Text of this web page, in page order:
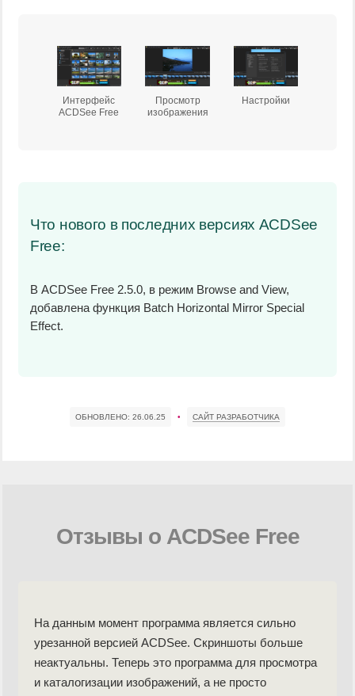
Интерфейс
ACDSee Free
Просмотр
изображения
Настройки
Что нового в последних версиях ACDSee
Free:
В ACDSee Free 2.5.0, в режим Browse and View,
добавлена функция Batch Horizontal Mirror Special
Effect.
ОБНОВЛЕНО: 26.06.25 • САЙТ РАЗРАБОТЧИКА
Отзывы о ACDSee Free
На данным момент программа является сильно
урезанной версией ACDSee. Скриншоты больше
неактуальны. Теперь это программа для просмотра
и каталогизации изображений, а не просто